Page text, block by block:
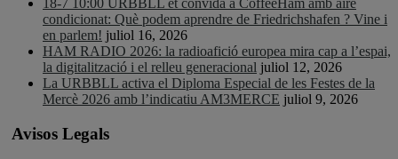
18-7 10:00 URBBLL et convida a CoffeeHam amb aire
condicionat: Què podem aprendre de Friedrichshafen ? Vine i
en parlem! juliol 16, 2026
HAM RADIO 2026: la radioafició europea mira cap a l’espai,
la digitalització i el relleu generacional juliol 12, 2026
La URBBLL activa el Diploma Especial de les Festes de la
Mercè 2026 amb l’indicatiu AM3MERCE juliol 9, 2026
Avisos Legals